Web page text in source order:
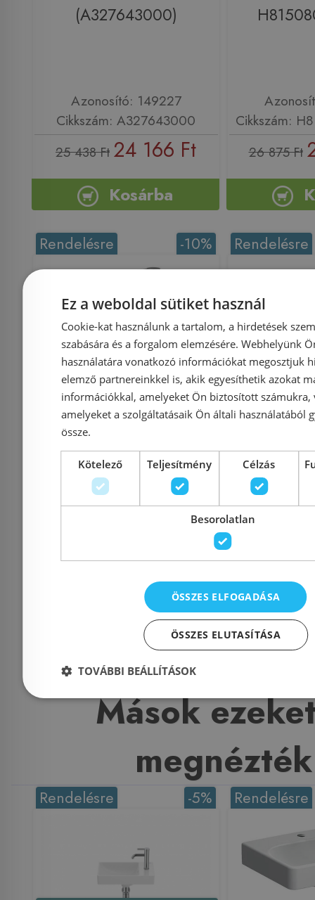
(A327643000)
Azonosító: 149227
Cikkszám: A327643000
25 438 Ft 24 166 Ft
Kosárba
Cikkszám:
26 875 Ft
-10%
Rendelésre
Laufen Lua 36x25 cm
kézmosó túlfolyó nélkül,
jobbos
H8150800001141
24 320 Ft
Kosárba
Rendelésre
Geberit
cm
22 494 Ft
Mások
megnézték
-5%
Rendelésre Rendelésre
Ez a weboldal sütiket használ
Cookie-kat használunk a tartalom, a hirdetések
szabására és a forgalom elemzésére. Webhelyünk
használatára vonatkozó információkat megosztjuk
elemző partnereinkkel is, akik egyesíthetik azokat
információkkal, amelyeket Ön biztosított számukra,
amelyeket a szolgáltatásaik Ön általi használatából
össze.
Kötelező Teljesítmény Célzás
Besorolatlan
ÖSSZES ELFOGADÁSA
ÖSSZES ELUTASÍTÁSA
TOVÁBBI BEÁLLÍTÁSOK